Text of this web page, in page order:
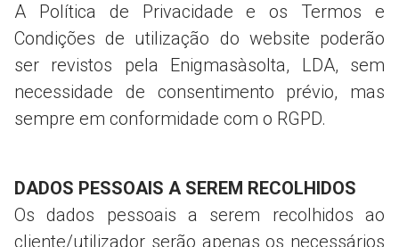
A Política de Privacidade e os Termos e
Condições de utilização do website poderão
ser revistos pela Enigmasàsolta, LDA, sem
necessidade de consentimento prévio, mas
sempre em conformidade com o RGPD.
DADOS PESSOAIS A SEREM RECOLHIDOS
Os dados pessoais a serem recolhidos ao
cliente/utilizador serão apenas os necessários